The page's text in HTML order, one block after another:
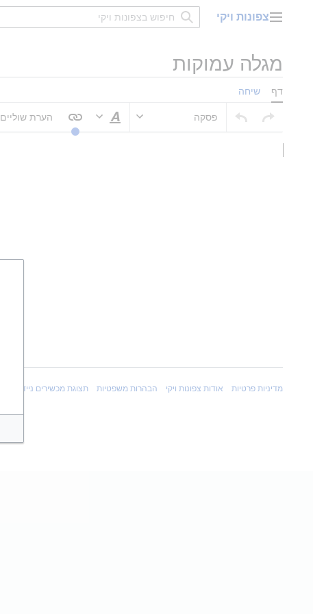
תפריט ראשיצפונות ויקי
מגלה עמוקות
דף שיחה
פסקה
סגנוּן טקסט
הערת שוליים
מדיניות פרטיות אודות צפונות ויקי הבהרות משפטיות תצוגת מכשירים ניידים